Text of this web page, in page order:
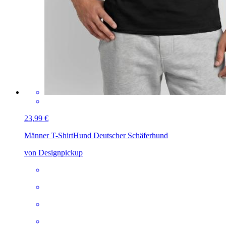
23,99 €
Männer T-ShirtHund Deutscher Schäferhund
von Designpickup